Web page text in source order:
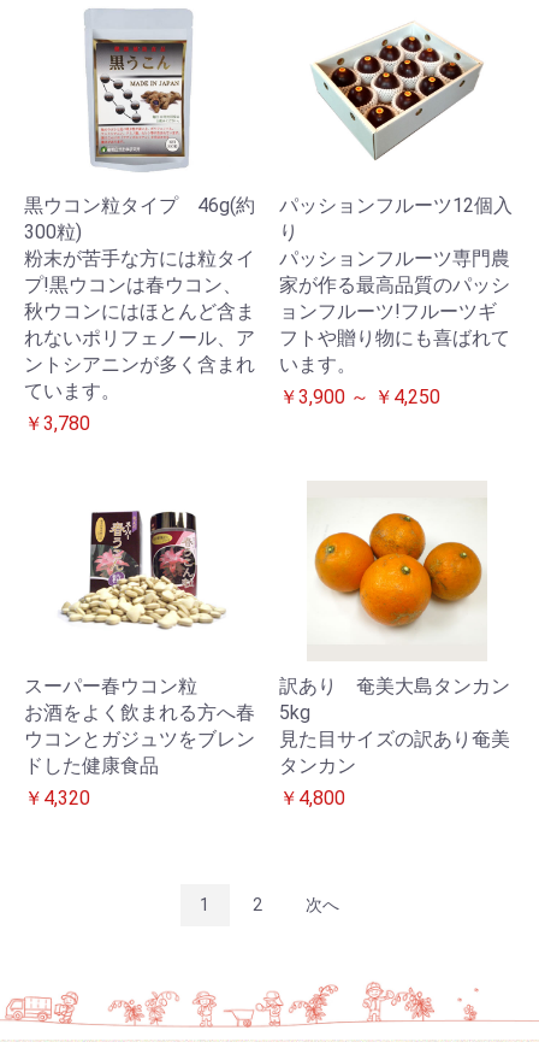
黒ウコン粒タイプ 46g(約
300粒)
粉末が苦手な方には粒タイ
プ!黒ウコンは春ウコン、
秋ウコンにはほとんど含ま
れないポリフェノール、ア
ントシアニンが多く含まれ
ています。
￥3,780
パッションフルーツ12個入
り
パッションフルーツ専門農
家が作る最高品質のパッシ
ョンフルーツ!フルーツギ
フトや贈り物にも喜ばれて
います。
￥3,900 ～ ￥4,250
スーパー春ウコン粒
お酒をよく飲まれる方へ春
ウコンとガジュツをブレン
ドした健康食品
￥4,320
訳あり 奄美大島タンカン
5kg
見た目サイズの訳あり奄美
タンカン
￥4,800
1 2 次へ